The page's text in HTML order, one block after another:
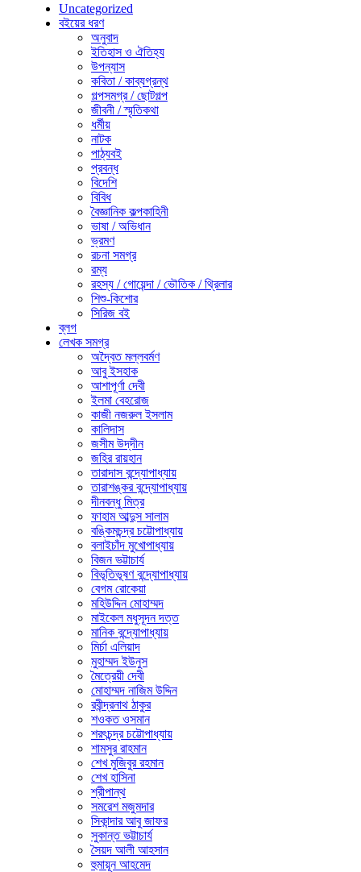
Uncategorized
বইয়ের ধরণ
অনুবাদ
ইতিহাস ও ঐতিহ্য
উপন্যাস
কবিতা / কাব্যগ্রন্থ
গল্পসমগ্র / ছোটগল্প
জীবনী / স্মৃতিকথা
ধর্মীয়
নাটক
পাঠ্যবই
প্রবন্ধ
বিদেশি
বিবিধ
বৈজ্ঞানিক কল্পকাহিনী
ভাষা / অভিধান
ভ্রমণ
রচনা সমগ্র
রম্য
রহস্য / গোয়েন্দা / ভৌতিক / থ্রিলার
শিশু-কিশোর
সিরিজ বই
ব্লগ
লেখক সমগ্র
অদ্বৈত মল্লবর্মণ
আবু ইসহাক
আশাপূর্ণা দেবী
ইলমা বেহরোজ
কাজী নজরুল ইসলাম
কালিদাস
জসীম উদ্‌দীন
জহির রায়হান
তারাদাস বন্দ্যোপাধ্যায়
তারাশঙ্কর বন্দ্যোপাধ্যায়
দীনবন্ধু মিত্র
ফাহাম আব্দুস সালাম
বঙ্কিমচন্দ্র চট্টোপাধ্যায়
বলাইচাঁদ মুখোপাধ্যায়
বিজন ভট্টাচার্য
বিভূতিভূষণ বন্দ্যোপাধ্যায়
বেগম রোকেয়া
মহিউদ্দিন মোহাম্মদ
মাইকেল মধুসূদন দত্ত
মানিক বন্দ্যোপাধ্যায়
মির্চা এলিয়াদ
মুহাম্মদ ইউনুস
মৈত্রেয়ী দেবী
মোহাম্মদ নাজিম উদ্দিন
রবীন্দ্রনাথ ঠাকুর
শওকত ওসমান
শরৎচন্দ্র চট্টোপাধ্যায়
শামসুর রাহমান
শেখ মুজিবুর রহমান
শেখ হাসিনা
শ্রীপান্থ
সমরেশ মজুমদার
সিকান্দার আবু জাফর
সুকান্ত ভট্টাচার্য
সৈয়দ আলী আহসান
হুমায়ূন আহমেদ